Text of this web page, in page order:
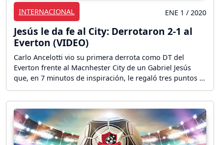
INTERNACIONAL ENE 1 / 2020
Jesús le da fe al City: Derrotaron 2-1 al
Everton (VIDEO)
Carlo Ancelotti vio su primera derrota como DT del
Everton frente al Macnhester City de un Gabriel Jesús
que, en 7 minutos de inspiración, le regaló tres puntos a
los suyos en el arranque de este 2020.